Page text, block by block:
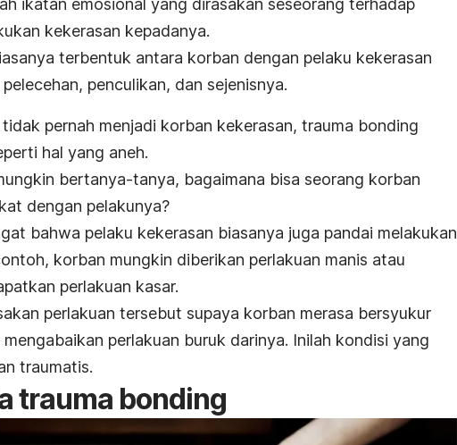
ikatan emosional yang dirasakan seseorang terhadap
kekerasan kepadanya.
terbentuk antara korban dengan pelaku kekerasan
penculikan, dan sejenisnya.
pernah menjadi korban kekerasan, trauma bonding
hal yang aneh.
bertanya-tanya, bagaimana bisa seorang korban
dengan pelakunya?
bahwa pelaku kekerasan biasanya juga pandai melakukan
korban mungkin diberikan perlakuan manis atau
perlakuan kasar.
perlakuan tersebut supaya korban merasa bersyukur
perlakuan buruk darinya. Inilah kondisi yang
traumatis.
trauma bonding